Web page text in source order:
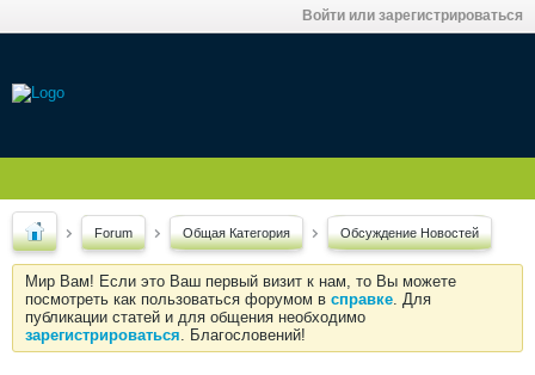
Войти или зарегистрироваться
Forum Общая Категория Обсуждение Новостей
Мир Вам! Если это Ваш первый визит к нам, то Вы можете
посмотреть как пользоваться форумом в справке. Для
публикации статей и для общения необходимо
зарегистрироваться. Благословений!